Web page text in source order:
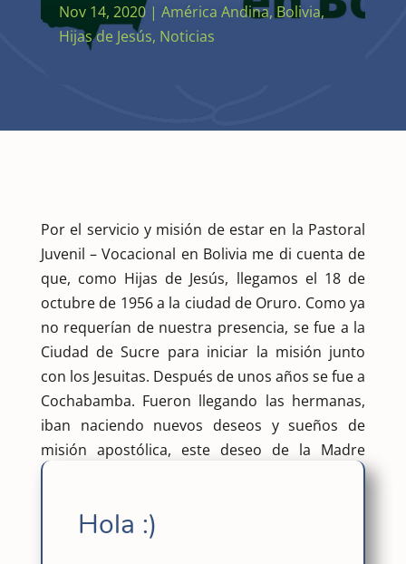
Nov 14, 2020| América Andina, Bolivia,
Hijas de Jesús, Noticias
Por el servicio y misión de estar en la Pastoral
Juvenil – Vocacional en Bolivia me di cuenta de
que, como Hijas de Jesús, llegamos el 18 de
octubre de 1956 a la ciudad de Oruro. Como ya
no requerían de nuestra presencia, se fue a la
Ciudad de Sucre para iniciar la misión junto
con los Jesuitas. Después de unos años se fue a
Cochabamba. Fueron llegando las hermanas,
iban naciendo nuevos deseos y sueños de
misión apostólica, este deseo de la Madre
Cándida de atender a los más necesitados.
Después de 8 años en Bolivia, brota la semilla
sembrada en Sucre, dando un pequeño fruto
Hola :)